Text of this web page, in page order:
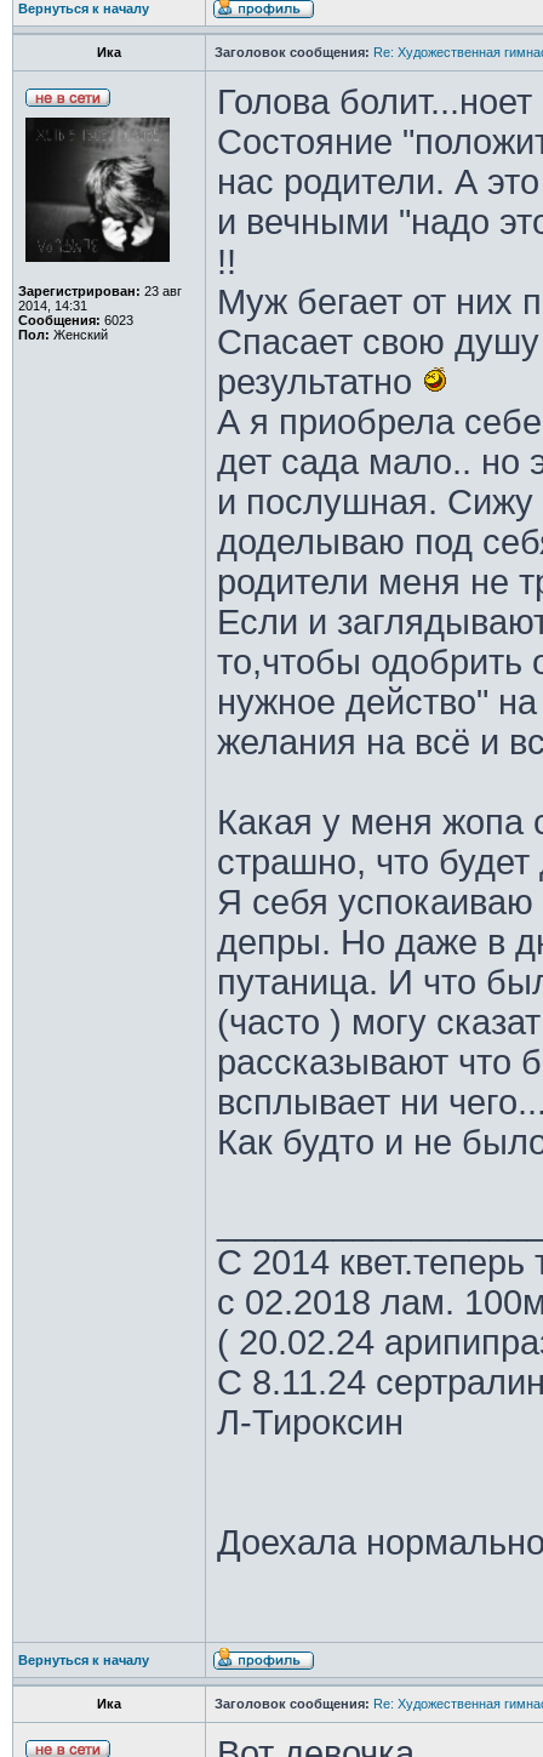
Вернуться к началу
Ика Заголовок сообщения: Re: Художественная
Зарегистрирован: 23 авг
2014, 14:31
Сообщения: 6023
Пол: Женский
Голова
Состояние
нас родители. А
и вечными "надо
!!
Муж бегает от них
Спасает свою
результатно
А я приобрела
дет сада мало.. но
и послушная. Сижу
доделываю под
родители меня не
Если и
то,чтобы
нужное действо"
желания на всё и
Какая у меня жопа
страшно, что
Я себя успокаиваю
депры. Но даже в
путаница. И что
(часто ) могу
рассказывают что
всплывает ни
Как будто и не
С 2014 квет.теперь
с 02.2018 лам.
( 20.02.24
С 8.11.24
Л-Тироксин
Доехала
Вернуться к началу
Ика Заголовок сообщения: Re: Художественная